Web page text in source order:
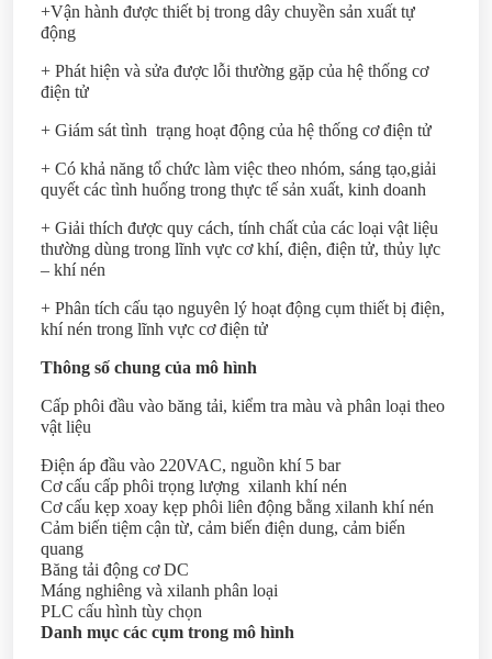
+Vận hành được thiết bị trong dây chuyền sản xuất tự
động
+ Phát hiện và sửa được lỗi thường gặp của hệ thống cơ
điện tử
+ Giám sát tình trạng hoạt động của hệ thống cơ điện tử
+ Có khả năng tổ chức làm việc theo nhóm, sáng tạo,giải
quyết các tình huống trong thực tế sản xuất, kinh doanh
+ Giải thích được quy cách, tính chất của các loại vật liệu
thường dùng trong lĩnh vực cơ khí, điện, điện tử, thủy lực
– khí nén
+ Phân tích cấu tạo nguyên lý hoạt động cụm thiết bị điện,
khí nén trong lĩnh vực cơ điện tử
Thông số chung của mô hình
Cấp phôi đầu vào băng tải, kiểm tra màu và phân loại theo
vật liệu
Điện áp đầu vào 220VAC, nguồn khí 5 bar
Cơ cấu cấp phôi trọng lượng xilanh khí nén
Cơ cấu kẹp xoay kẹp phôi liên động bằng xilanh khí nén
Cảm biến tiệm cận từ, cảm biến điện dung, cảm biến
quang
Băng tải động cơ DC
Máng nghiêng và xilanh phân loại
PLC cấu hình tùy chọn
Danh mục các cụm trong mô hình